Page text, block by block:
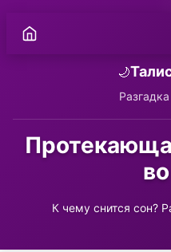
🌙
К чему снится сон?